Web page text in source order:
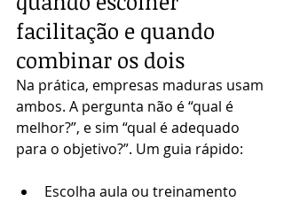
facilitação e quando
combinar os dois
Na prática, empresas maduras usam
ambos. A pergunta não é “qual é
melhor?”, e sim “qual é adequado
para o objetivo?”. Um guia rápido:
Escolha aula ou treinamento